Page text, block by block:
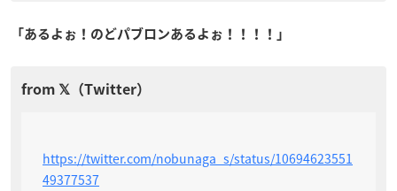
「あるよぉ！のどパブロンあるよぉ！！！！」
https://twitter.com/nobunaga_s/status/10694623551
49377537